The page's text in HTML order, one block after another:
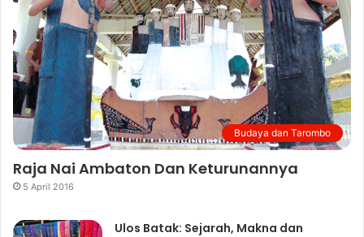
Budaya dan Tarombo
Raja Nai Ambaton Dan Keturunannya
5 April 2016
Ulos Batak: Sejarah, Makna dan